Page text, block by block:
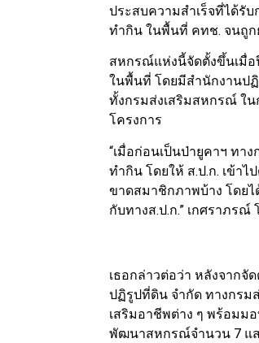
ประสบความสำเร็จที่ได้รั
ทำกิน ในพื้นที่ คทช. จนถูก
สหกรณ์แห่งนี้จัดตั้งขึ้นเมื่อ
ในพื้นที่ โดยมีสำนักงานปฏิ
ทั้งกรมส่งเสริมสหกรณ์ ใ
โครงการ
“เมื่อก่อนเป็นป่ายูคาฯ ทา
ทำกิน โดยให้ ส.ป.ก. เข้า
ขาดสมาชิกภาพบ้าง โดยไ
กับทางส.ป.ก.” เกศราภร
เธอกล่าวต่อว่า หลังจากจั
ปฏิรูปที่ดิน จำกัด ทางกรม
เสริมอาชีพต่าง ๆ พร้อมม
พัฒนาสหกรณ์จำนวน 7 แ